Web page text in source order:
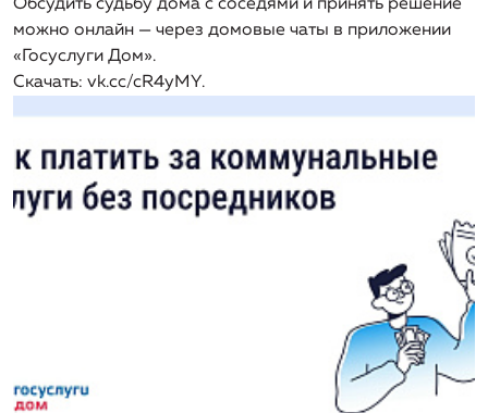
Обсудить судьбу дома с соседями и принять решение
можно онлайн — через домовые чаты в приложении
«Госуслуги Дом».
Скачать: vk.cc/cR4yMY.